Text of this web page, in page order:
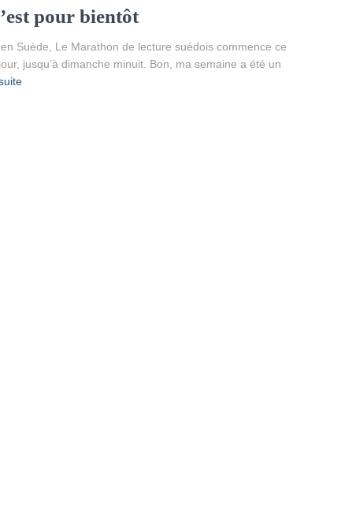
pour bientôt
Suède, Le Marathon de lecture suédois commence ce
jusqu’à dimanche minuit. Bon, ma semaine a été un